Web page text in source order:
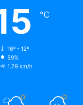
℃
16º - 12º
59%
1.79 km/h